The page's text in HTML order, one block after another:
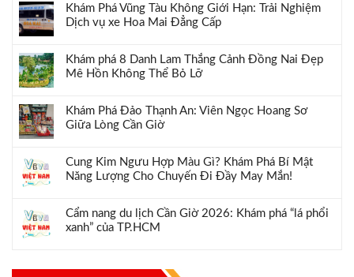
Khám Phá Vũng Tàu Không Giới Hạn: Trải Nghiệm
Dịch vụ xe Hoa Mai Đẳng Cấp
Khám phá 8 Danh Lam Thắng Cảnh Đồng Nai Đẹp
Mê Hồn Không Thể Bỏ Lỡ
Khám Phá Đảo Thạnh An: Viên Ngọc Hoang Sơ
Giữa Lòng Cần Giờ
Cung Kim Ngưu Hợp Màu Gì? Khám Phá Bí Mật
Năng Lượng Cho Chuyến Đi Đầy May Mắn!
Cẩm nang du lịch Cần Giờ 2026: Khám phá “lá phổi
xanh” của TP.HCM